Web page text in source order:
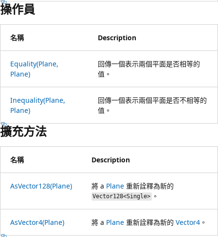
操作員
名稱 Description
Equality(Plane,
Plane)
回傳一個表示兩個平面是否相等的
值。
Inequality(Plane,
Plane)
回傳一個表示兩個平面是否不相等的
值。
擴充方法
名稱 Description
AsVector128(Plane) 將 a Plane 重新詮釋為新的
Vector128<Single> 。
AsVector4(Plane) 將 a Plane 重新詮釋為新的 Vector4 。